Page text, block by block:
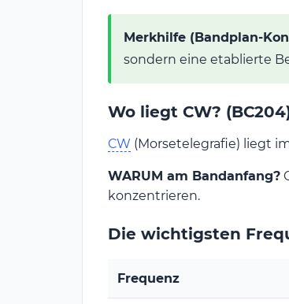
Merkhilfe (Bandplan-
sondern eine etablierte
Wo liegt CW?
CW (Morsetelegrafie) liegt
WARUM am Bandanfang?
konzentrieren.
Die wichtigsten
Frequenz